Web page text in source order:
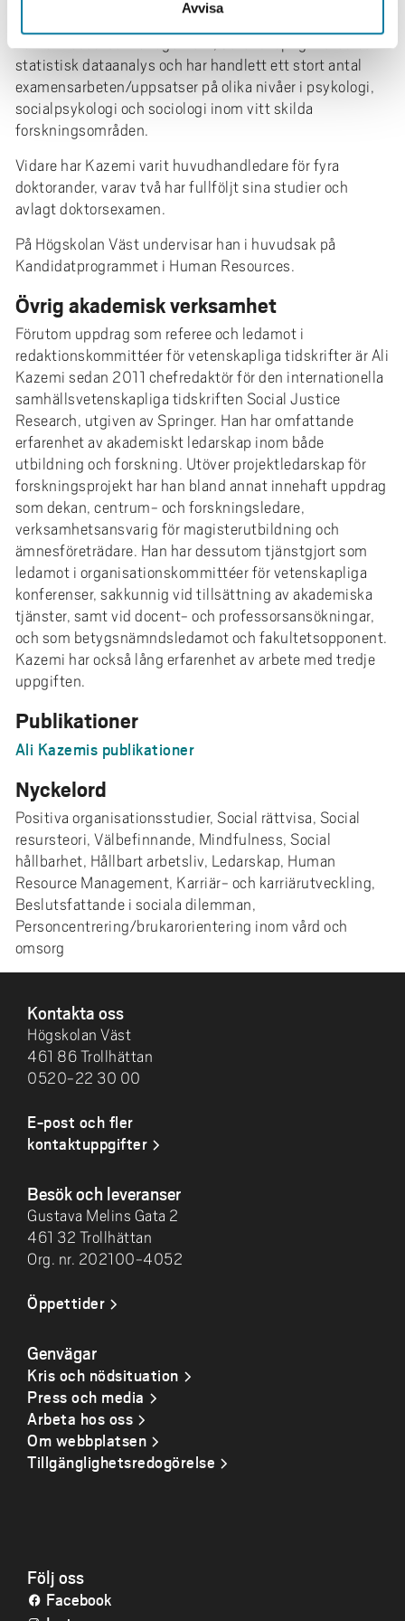
Avvisa
human resource management, vetenskaplig metod och
statistisk dataanalys och har handlett ett stort antal
examensarbeten/uppsatser på olika nivåer i psykologi,
socialpsykologi och sociologi inom vitt skilda
forskningsområden.
Vidare har Kazemi varit huvudhandledare för fyra
doktorander, varav två har fullföljt sina studier och
avlagt doktorsexamen.
På Högskolan Väst undervisar han i huvudsak på
Kandidatprogrammet i Human Resources.
Övrig akademisk verksamhet
Förutom uppdrag som referee och ledamot i
redaktionskommittéer för vetenskapliga tidskrifter är Ali
Kazemi sedan 2011 chefredaktör för den internationella
samhällsvetenskapliga tidskriften Social Justice
Research, utgiven av Springer. Han har omfattande
erfarenhet av akademiskt ledarskap inom både
utbildning och forskning. Utöver projektledarskap för
forskningsprojekt har han bland annat innehaft uppdrag
som dekan, centrum- och forskningsledare,
verksamhetsansvarig för magisterutbildning och
ämnesföreträdare. Han har dessutom tjänstgjort som
ledamot i organisationskommittéer för vetenskapliga
konferenser, sakkunnig vid tillsättning av akademiska
tjänster, samt vid docent- och professorsansökningar,
och som betygsnämndsledamot och fakultetsopponent.
Kazemi har också lång erfarenhet av arbete med tredje
uppgiften.
Publikationer
Ali Kazemis publikationer
Nyckelord
Positiva organisationsstudier, Social rättvisa, Social
resursteori, Välbefinnande, Mindfulness, Social
hållbarhet, Hållbart arbetsliv, Ledarskap, Human
Resource Management, Karriär- och karriärutveckling,
Beslutsfattande i sociala dilemman,
Personcentrering/brukarorientering inom vård och
omsorg
Kontakta oss
Högskolan Väst
461 86 Trollhättan
0520-22 30 00
E-post och fler
kontaktuppgifter
Besök och leveranser
Gustava Melins Gata 2
461 32 Trollhättan
Org. nr. 202100-4052
Öppettider
Genvägar
Kris och nödsituation
Press och media
Arbeta hos oss
Om webbplatsen
Tillgänglighetsredogörelse
Följ oss
Facebook